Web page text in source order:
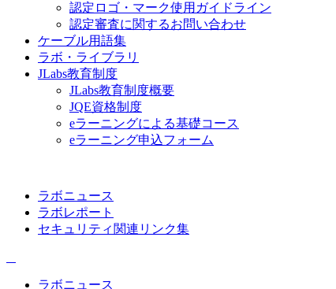
認定ロゴ・マーク使用ガイドライン
認定審査に関するお問い合わせ
ケーブル用語集
ラボ・ライブラリ
JLabs教育制度
JLabs教育制度概要
JQE資格制度
eラーニングによる基礎コース
eラーニング申込フォーム
ラボニュース
ラボレポート
セキュリティ関連リンク集
ラボニュース